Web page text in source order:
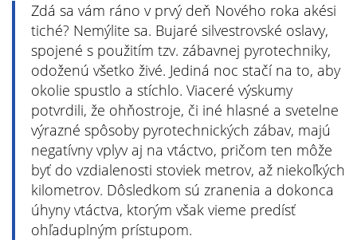
Zdá sa vám ráno v prvý deň Nového roka akési
tiché? Nemýlite sa. Bujaré silvestrovské oslavy,
spojené s použitím tzv. zábavnej pyrotechniky,
odoženú všetko živé. Jediná noc stačí na to, aby
okolie spustlo a stíchlo. Viaceré výskumy
potvrdili, že ohňostroje, či iné hlasné a svetelne
výrazné spôsoby pyrotechnických zábav, majú
negatívny vplyv aj na vtáctvo, pričom ten môže
byť do vzdialenosti stoviek metrov, až niekoľkých
kilometrov. Dôsledkom sú zranenia a dokonca
úhyny vtáctva, ktorým však vieme predísť
ohľaduplným prístupom.